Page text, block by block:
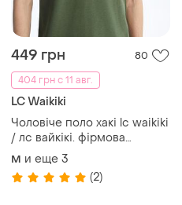
449 грн
80
404 грн с 11 авг.
LC Waikiki
Чоловіче поло хакі lc waikiki
/ лс вайкікі. фірмова
туреччина
M и еще 3
(2)